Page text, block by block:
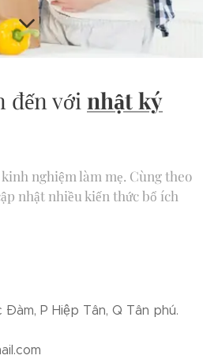
đến với nhật ký
nghiệm làm mẹ. Cùng theo
nhật nhiều kiến thức bổ ích
Đàm, P Hiệp Tân, Q Tân phú.